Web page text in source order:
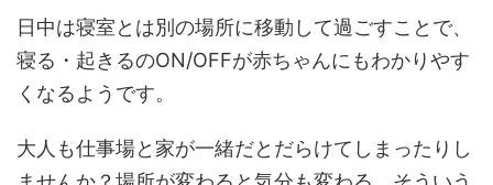
日中は寝室とは別の場所に移動して過ごすことで、
寝る・起きるのON/OFFが赤ちゃんにもわかりやす
くなるようです。
大人も仕事場と家が一緒だとだらけてしまったりし